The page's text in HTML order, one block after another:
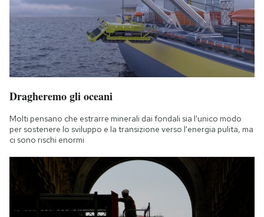
Dragheremo gli oceani
Molti pensano che estrarre minerali dai fondali sia l'unico modo
per sostenere lo sviluppo e la transizione verso l'energia pulita, ma
ci sono rischi enormi